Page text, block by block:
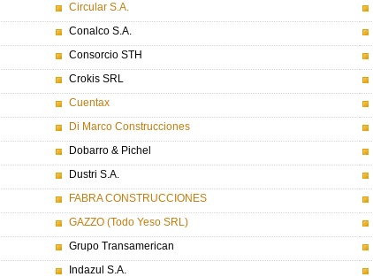
Circular S.A.
Conalco S.A.
Consorcio STH
Crokis SRL
Cuentax
Di Marco Construcciones
Dobarro & Pichel
Dustri S.A.
FABRA CONSTRUCCIONES
GAZZO (Todo Yeso SRL)
Grupo Transamerican
Indazul S.A.